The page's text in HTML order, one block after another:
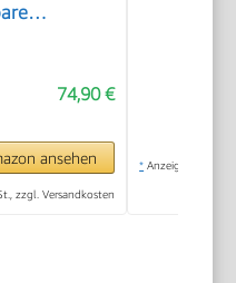
AIR
74,90 €
ansehen
zzgl. Versandkosten
* Anzeige